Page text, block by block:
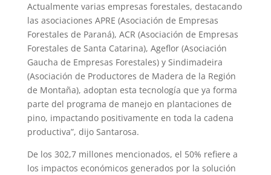
Actualmente varias empresas forestales, destacando
las asociaciones APRE (Asociación de Empresas
Forestales de Paraná), ACR (Asociación de Empresas
Forestales de Santa Catarina), Ageflor (Asociación
Gaucha de Empresas Forestales) y Sindimadeira
(Asociación de Productores de Madera de la Región
de Montaña), adoptan esta tecnología que ya forma
parte del programa de manejo en plantaciones de
pino, impactando positivamente en toda la cadena
productiva”, dijo Santarosa.
De los 302,7 millones mencionados, el 50% refiere a
los impactos económicos generados por la solución